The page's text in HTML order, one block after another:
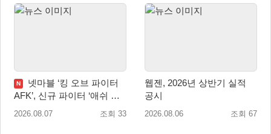
N
넷마블 ‘킹 오브 파이터
AFK’, 신규 파이터 ‘애쉬 크
림존’ 업데이트
2026.08.07 조회 33
웹젠, 2026년 상반기 실적
공시
2026.08.06 조회 67